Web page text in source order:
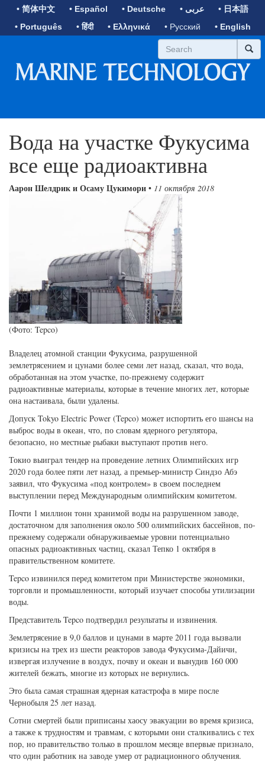
• 简体中文 • Español • Deutsche • عربى
• 日本語
• Português
• हिंदी • Ελληνικά • Русский • English
Вода на участке Фукусима
все еще радиоактивна
Аарон Шелдрик и Осаму Цукимори • 11 октября 2018
(Фото: Tepco)
Владелец атомной станции Фукусима, разрушенной
землетрясением и цунами более семи лет назад, сказал, что вода,
обработанная на этом участке, по-прежнему содержит
радиоактивные материалы, которые в течение многих лет, которые
она настаивала, были удалены.
Допуск Tokyo Electric Power (Tepco) может испортить его шансы на
выброс воды в океан, что, по словам ядерного регулятора,
безопасно, но местные рыбаки выступают против него.
Токио выиграл тендер на проведение летних Олимпийских игр
2020 года более пяти лет назад, а премьер-министр Синдзо Абэ
заявил, что Фукусима «под контролем» в своем последнем
выступлении перед Международным олимпийским комитетом.
Почти 1 миллион тонн хранимой воды на разрушенном заводе,
достаточном для заполнения около 500 олимпийских бассейнов, по-
прежнему содержали обнаруживаемые уровни потенциально
опасных радиоактивных частиц, сказал Тепко 1 октября в
правительственном комитете.
Tepco извинился перед комитетом при Министерстве экономики,
торговли и промышленности, который изучает способы утилизации
воды.
Представитель Tepco подтвердил результаты и извинения.
Землетрясение в 9,0 баллов и цунами в марте 2011 года вызвали
кризисы на трех из шести реакторов завода Фукусима-Дайичи,
извергая излучение в воздух, почву и океан и вынудив 160 000
жителей бежать, многие из которых не вернулись.
Это была самая страшная ядерная катастрофа в мире после
Чернобыля 25 лет назад.
Сотни смертей были приписаны хаосу эвакуации во время кризиса,
а также к трудностям и травмам, с которыми они сталкивались с тех
пор, но правительство только в прошлом месяце впервые признало,
что один работник на заводе умер от радиационного облучения.